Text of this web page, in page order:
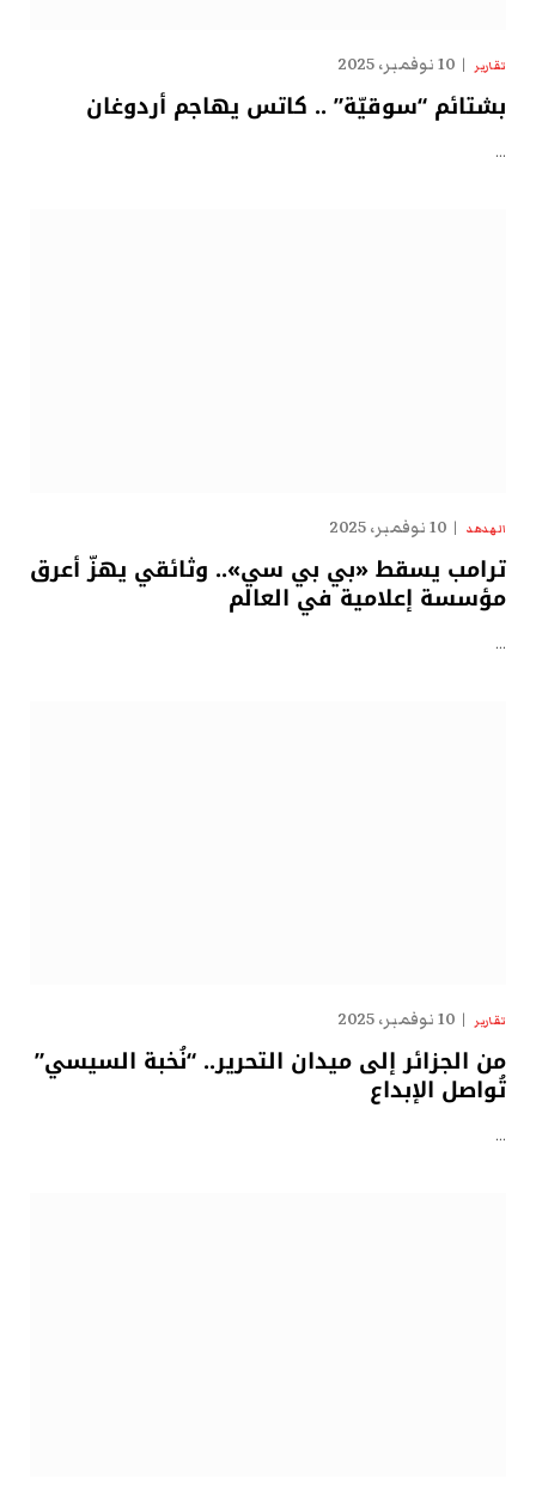
تقارير 10 نوفمبر، 2025
بشتائم “سوقيّة” .. كاتس يهاجم أردوغان
…
الهدهد 10 نوفمبر، 2025
ترامب يسقط «بي بي سي».. وثائقي يهزّ أعرق
مؤسسة إعلامية في العالم
…
تقارير 10 نوفمبر، 2025
من الجزائر إلى ميدان التحرير.. “نُخبة السيسي”
تُواصل الإبداع
…